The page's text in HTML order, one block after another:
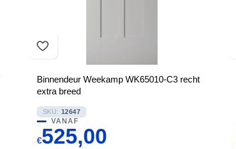
Binnendeur Weekamp WK65010-C3 recht
extra breed
SKU: 12647
VANAF
€525,00